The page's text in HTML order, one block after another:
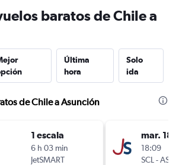
baratos de Chile a
Última
hora
Solo
ida
de Chile a Asunción
1 escala
6 h 03 min
JetSMART
mar.
18:09
SCL -ASU